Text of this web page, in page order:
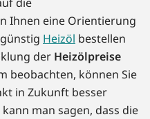
Ihnen eine Orientierung
Heizöl bestellen
der Heizölpreise
beobachten, können Sie
in Zukunft besser
man sagen, dass die